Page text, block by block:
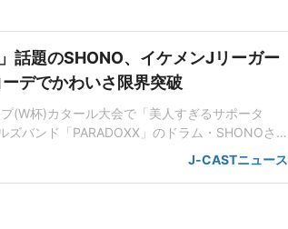
話題のSHONO、イケメンJリーガー
デでかわいさ限界突破
(W杯)カタール大会で「美人すぎるサポータ
ズバンド「PARADOXX」のドラム・SHONOさ
インスタグラムを更新。夫で、名古屋グランパ
の2ショットを披露した。「初夫婦観戦!!!!」SHO
J-CASTニュース